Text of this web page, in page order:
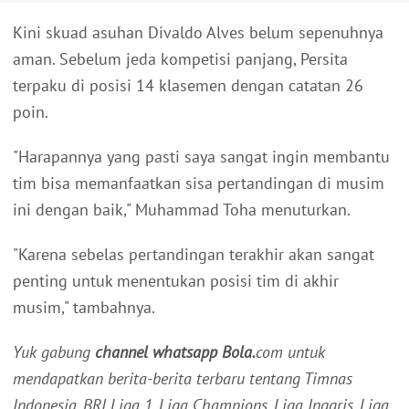
Kini skuad asuhan Divaldo Alves belum sepenuhnya
aman. Sebelum jeda kompetisi panjang, Persita
terpaku di posisi 14 klasemen dengan catatan 26
poin.
"Harapannya yang pasti saya sangat ingin membantu
tim bisa memanfaatkan sisa pertandingan di musim
ini dengan baik," Muhammad Toha menuturkan.
"Karena sebelas pertandingan terakhir akan sangat
penting untuk menentukan posisi tim di akhir
musim," tambahnya.
Yuk gabung channel whatsapp Bola.com untuk
mendapatkan berita-berita terbaru tentang Timnas